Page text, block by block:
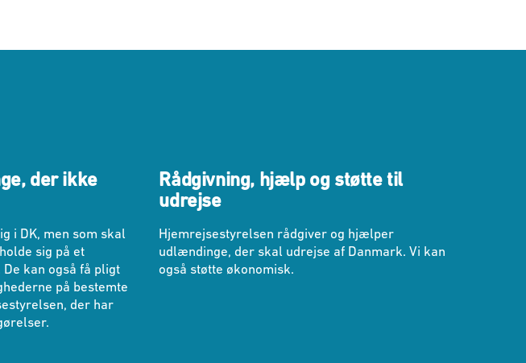
der ikke
i DK, men som skal
sig på et
kan også få pligt
på bestemte
der har
Rådgivning, hjælp og støtte til
udrejse
Hjemrejsestyrelsen rådgiver og hjælper
udlændinge, der skal udrejse af Danmark. Vi kan
også støtte økonomisk.